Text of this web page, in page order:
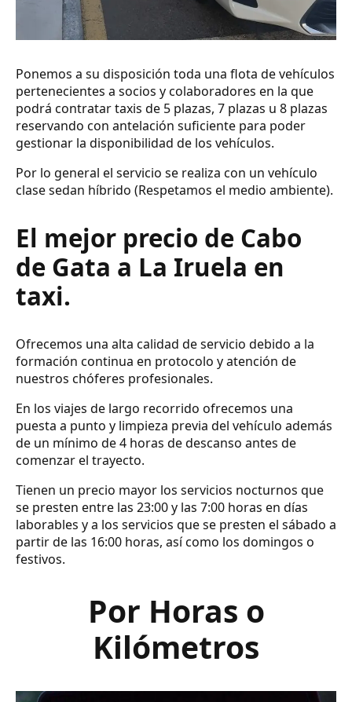
Ponemos a su disposición toda una flota de vehículos
pertenecientes a socios y colaboradores en la que
podrá contratar taxis de 5 plazas, 7 plazas u 8 plazas
reservando con antelación suficiente para poder
gestionar la disponibilidad de los vehículos.
Por lo general el servicio se realiza con un vehículo
clase sedan híbrido (Respetamos el medio ambiente).
El mejor precio de Cabo
de Gata a La Iruela en
taxi.
Ofrecemos una alta calidad de servicio debido a la
formación continua en protocolo y atención de
nuestros chóferes profesionales.
En los viajes de largo recorrido ofrecemos una
puesta a punto y limpieza previa del vehículo además
de un mínimo de 4 horas de descanso antes de
comenzar el trayecto.
Tienen un precio mayor los servicios nocturnos que
se presten entre las 23:00 y las 7:00 horas en días
laborables y a los servicios que se presten el sábado a
partir de las 16:00 horas, así como los domingos o
festivos.
Por Horas o
Kilómetros